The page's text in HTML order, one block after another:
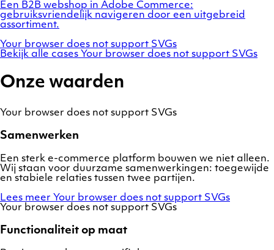
Een B2B webshop in Adobe Commerce:
gebruiksvriendelijk navigeren door een uitgebreid
assortiment.
Your browser does not support SVGs
Bekijk alle cases Your browser does not support SVGs
Onze waarden
Your browser does not support SVGs
Samenwerken
Een sterk e-commerce platform bouwen we niet alleen.
Wij staan voor duurzame samenwerkingen: toegewijde
en stabiele relaties tussen twee partijen.
Lees meer Your browser does not support SVGs
Your browser does not support SVGs
Functionaliteit op maat